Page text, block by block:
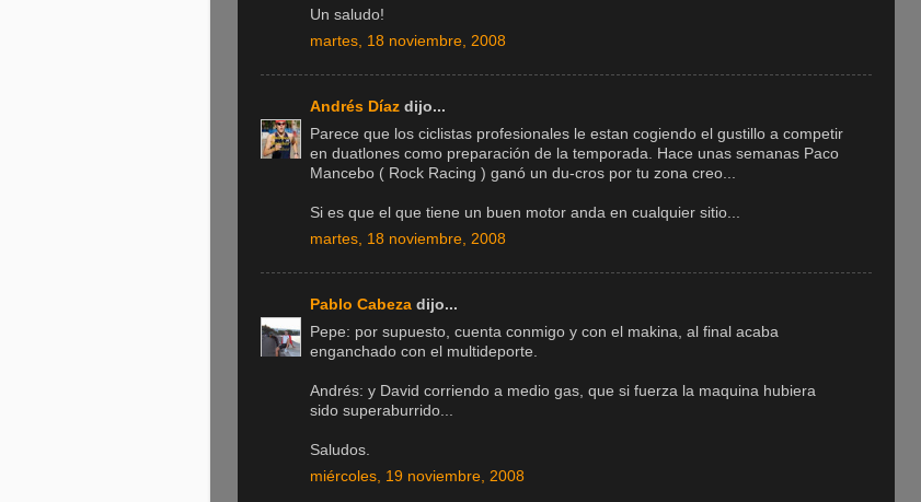
Un saludo!
martes, 18 noviembre, 2008
Andrés Díaz dijo...
Parece que los ciclistas profesionales le estan cogiendo el gustillo a competir
en duatlones como preparación de la temporada. Hace unas semanas Paco
Mancebo ( Rock Racing ) ganó un du-cros por tu zona creo...
Si es que el que tiene un buen motor anda en cualquier sitio...
martes, 18 noviembre, 2008
Pablo Cabeza dijo...
Pepe: por supuesto, cuenta conmigo y con el makina, al final acaba
enganchado con el multideporte.
Andrés: y David corriendo a medio gas, que si fuerza la maquina hubiera
sido superaburrido...
Saludos.
miércoles, 19 noviembre, 2008